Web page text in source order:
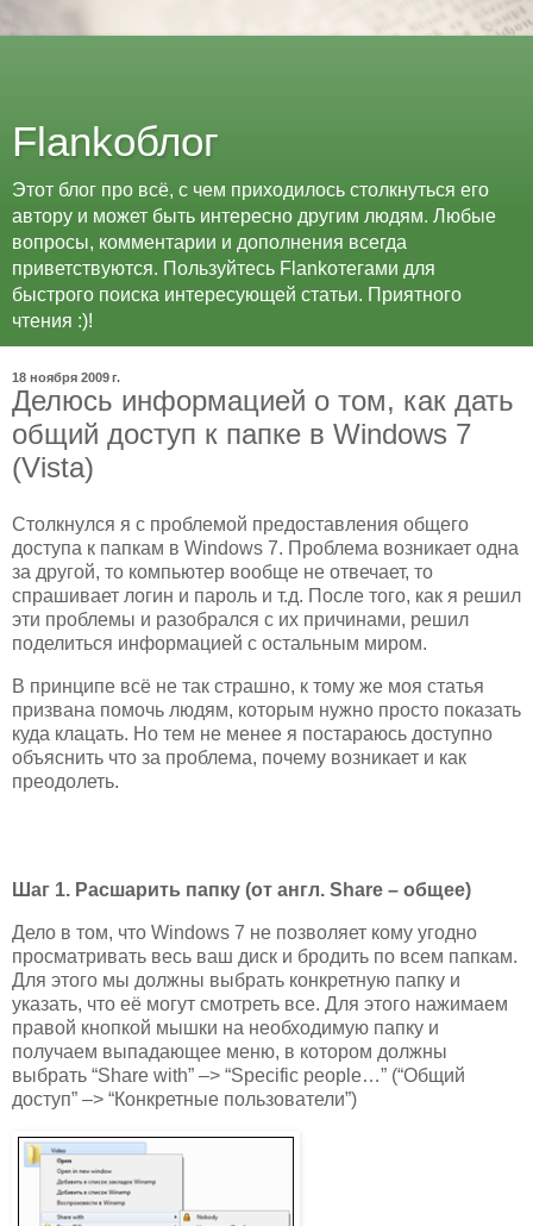
Flankоблог
Этот блог про всё, с чем приходилось столкнуться его
автору и может быть интересно другим людям. Любые
вопросы, комментарии и дополнения всегда
приветствуются. Пользуйтесь Flankoтегами для
быстрого поиска интересующей статьи. Приятного
чтения :)!
18 ноября 2009 г.
Делюсь информацией о том, как дать
общий доступ к папке в Windows 7
(Vista)
Столкнулся я с проблемой предоставления общего
доступа к папкам в Windows 7. Проблема возникает одна
за другой, то компьютер вообще не отвечает, то
спрашивает логин и пароль и т.д. После того, как я решил
эти проблемы и разобрался с их причинами, решил
поделиться информацией с остальным миром.
В принципе всё не так страшно, к тому же моя статья
призвана помочь людям, которым нужно просто показать
куда клацать. Но тем не менее я постараюсь доступно
объяснить что за проблема, почему возникает и как
преодолеть.
Шаг 1. Расшарить папку (от англ. Share – общее)
Дело в том, что Windows 7 не позволяет кому угодно
просматривать весь ваш диск и бродить по всем папкам.
Для этого мы должны выбрать конкретную папку и
указать, что её могут смотреть все. Для этого нажимаем
правой кнопкой мышки на необходимую папку и
получаем выпадающее меню, в котором должны
выбрать “Share with” –> “Specific people…” (“Общий
доступ” –> “Конкретные пользователи”)